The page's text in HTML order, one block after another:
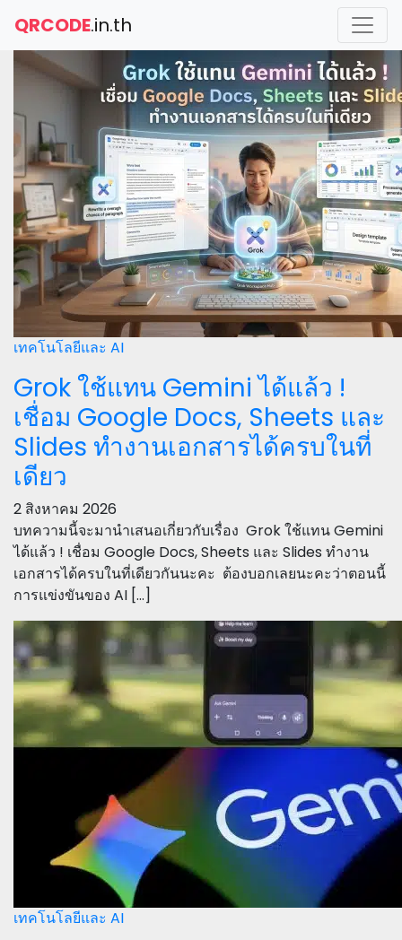
QRCODE.in.th
เทคโนโลยีและ AI
Grok ใช้แทน Gemini ได้แล้ว !
เชื่อม Google Docs, Sheets และ
Slides ทำงานเอกสารได้ครบในที่
เดียว
2 สิงหาคม 2026
บทความนี้จะมานำเสนอเกี่ยวกับเรื่อง Grok ใช้แทน Gemini
ได้แล้ว ! เชื่อม Google Docs, Sheets และ Slides ทำงาน
เอกสารได้ครบในที่เดียวกันนะคะ ต้องบอกเลยนะคะว่าตอนนี้
การแข่งขันของ AI […]
เทคโนโลยีและ AI